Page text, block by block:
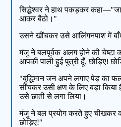
सिद्धेश्वर ने हाथ पकड़कर
आकर बैठो।"
उसने खींचकर उसे आलिंगनपाश में
मंजु ने बलपूर्वक अलग होने की
आपकी पाली हुई पुत्री हूँ, छोड़िए!
"बुद्धिमान जन अपने लगाए पेड़ का
सींचकर उसी क्षण के लिए बड़ा
उसे छाती से लगा लिया।
मंजु ने बल प्रयोग करते हुए चीखकर
छोड़िए!"